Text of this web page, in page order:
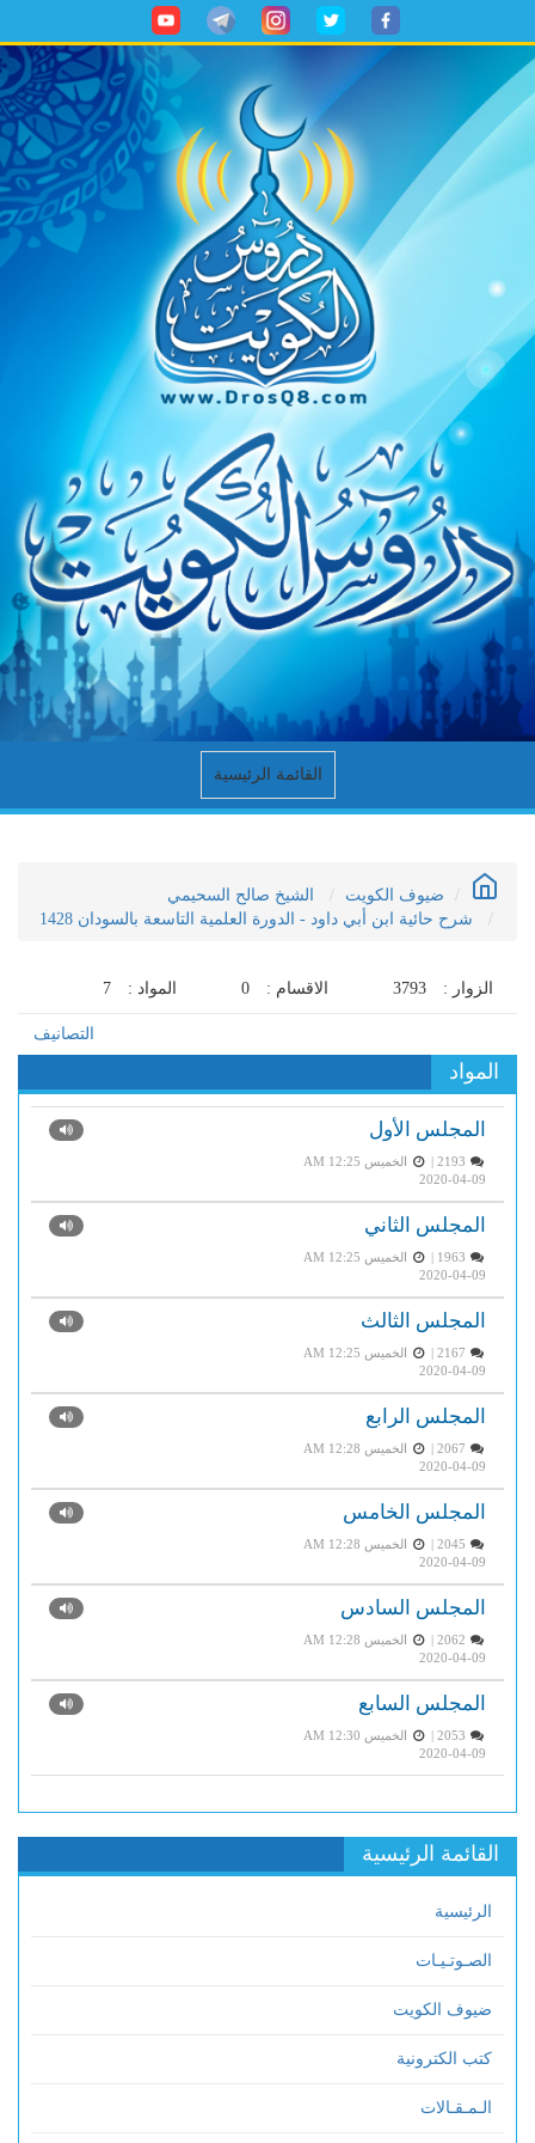
القائمة الرئيسية
ضيوف الكويت
الشيخ صالح السحيمي
شرح حائية ابن أبي داود - الدورة العلمية التاسعة بالسودان 1428
الزوار : 3793 الاقسام : 0 المواد : 7
التصانيف
المواد
المجلس الأول
الخميس AM 12:25
2020-04-09
المجلس الثاني
الخميس AM 12:25
2020-04-09
المجلس الثالث
الخميس AM 12:25
2020-04-09
المجلس الرابع
الخميس AM 12:28
2020-04-09
المجلس الخامس
الخميس AM 12:28
2020-04-09
المجلس السادس
الخميس AM 12:28
2020-04-09
المجلس السابع
الخميس AM 12:30
2020-04-09
القائمة الرئيسية
الرئيسية
الصـوتـيـات
ضيوف الكويت
كتب الكترونية
الـمـقـالات